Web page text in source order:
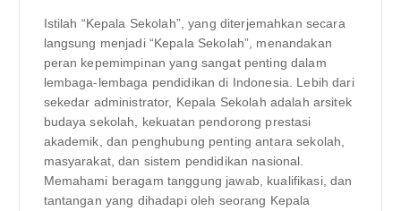
Istilah “Kepala Sekolah”, yang diterjemahkan secara
langsung menjadi “Kepala Sekolah”, menandakan
peran kepemimpinan yang sangat penting dalam
lembaga-lembaga pendidikan di Indonesia. Lebih dari
sekedar administrator, Kepala Sekolah adalah arsitek
budaya sekolah, kekuatan pendorong prestasi
akademik, dan penghubung penting antara sekolah,
masyarakat, dan sistem pendidikan nasional.
Memahami beragam tanggung jawab, kualifikasi, dan
tantangan yang dihadapi oleh seorang Kepala